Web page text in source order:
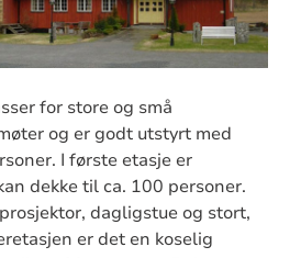
for store og små
og er godt utstyrt med
I første etasje er
dekke til ca. 100 personer.
dagligstue og stort,
er det en koselig